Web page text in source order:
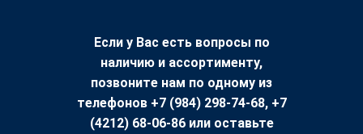
Если у Вас есть вопросы по
наличию и ассортименту,
позвоните нам по одному из
телефонов +7 (984) 298-74-68, +7
(4212) 68-06-86 или оставьте